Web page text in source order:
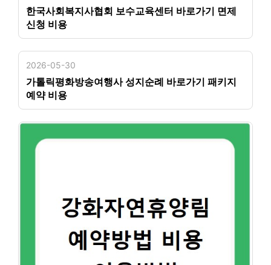
한국사회복지사협회 보수교육센터 바로가기 면제
신청 비용
2026-05-30
가톨릭평화방송여행사 성지순례 바로가기 패키지
예약 비용